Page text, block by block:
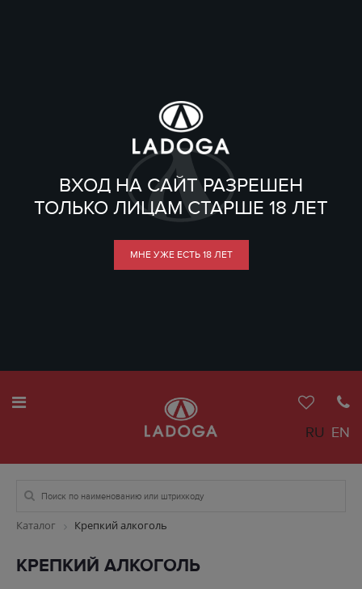
ВХОД НА САЙТ РАЗРЕШЕН
ТОЛЬКО ЛИЦАМ СТАРШЕ 18 ЛЕТ
МНЕ УЖЕ ЕСТЬ 18 ЛЕТ
RU EN
Каталог Крепкий алкоголь
КРЕПКИЙ АЛКОГОЛЬ